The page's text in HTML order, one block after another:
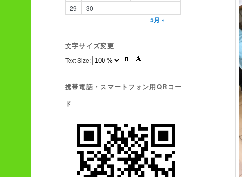
29
30
5月 »
文字サイズ変更
Text Size:
携帯電話・スマートフォン用QRコー
ド